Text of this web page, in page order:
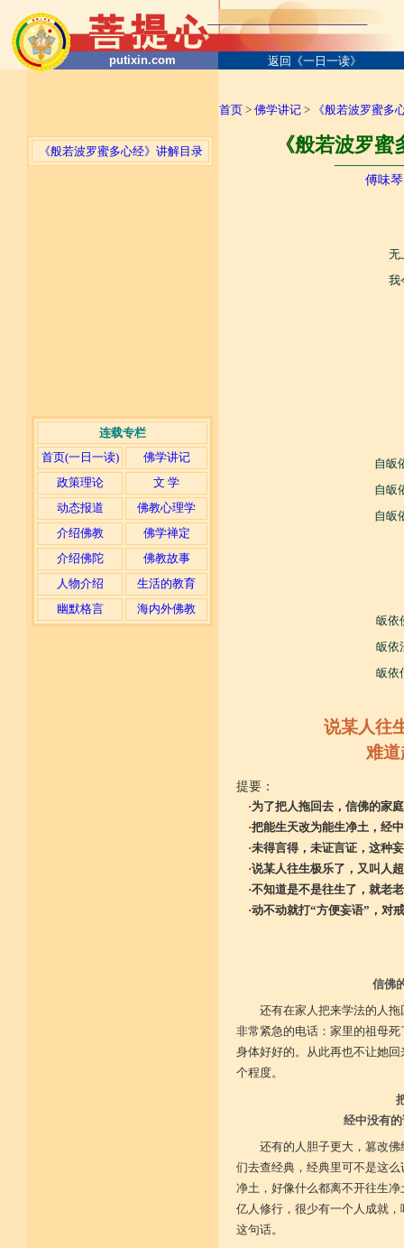
putixin.com 返回《一日一读》
《般若波罗蜜多心经》讲解目录
连载专栏
首页(一日一读)
佛学讲记
政策理论
文 学
动态报道
佛教心理学
介绍佛教
佛学禅定
介绍佛陀
佛教故事
人物介绍
生活的教育
幽默格言
海内外佛教
首页 > 佛学讲记 > 《般若波罗蜜多
《般若波罗
傅味琴
无
我
自皈
自皈
自皈
皈依
皈依
皈依
说某人往
难
提要：
·为了把人拖回去，信佛的家
·把能生天改为能生净土，经
·未得言得，未证言证，这种
·说某人往生极乐了，又叫人
·不知道是不是往生了，就老
·动不动就打“方便妄语”，对
信佛
还有在家人把来学法的人
非常紧急的电话：家里的祖母
身体好好的。从此再也不让她
个程度。
经中没有
还有的人胆子更大，篡改
们去查经典，经典里可不是这
净土，好像什么都离不开往生
亿人修行，很少有一个人成就
这句话。